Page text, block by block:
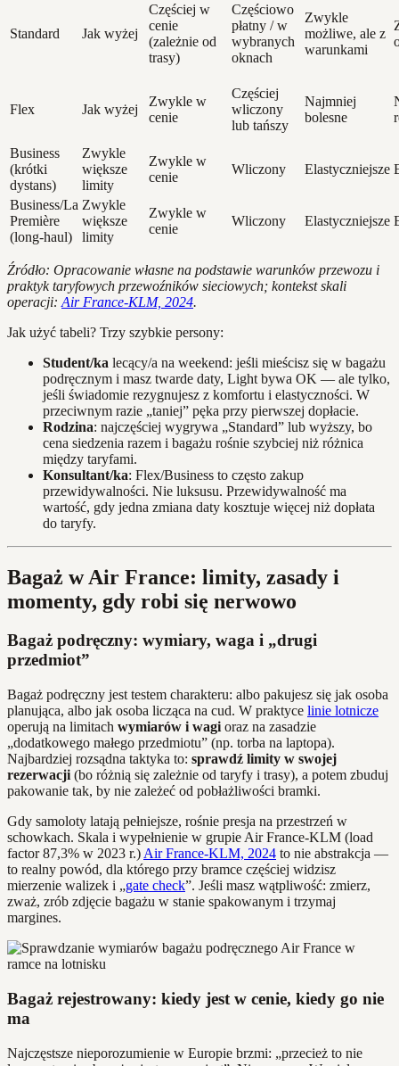
Standard Jak wyżej
Częściej w
cenie
(zależnie od
trasy)
Częściowo
płatny / w
wybranych
oknach
Zwykle
możliwe, ale z
warunkami
Flex Jak wyżej
Zwykle w
cenie
Częściej
wliczony
lub tańszy
Najmniej
bolesne
Business
(krótki
dystans)
Zwykle
większe
limity
Zwykle w
cenie
Wliczony Elastyczniejsze
Business/La
Première
(long‑haul)
Zwykle
większe
limity
Zwykle w
cenie
Wliczony Elastyczniejsze
Źródło: Opracowanie własne na podstawie warunków przewozu i
praktyk taryfowych przewoźników sieciowych; kontekst skali
operacji: Air France‑KLM, 2024.
Jak użyć tabeli? Trzy szybkie persony:
Student/ka lecący/a na weekend: jeśli mieścisz się w bagażu
podręcznym i masz twarde daty, Light bywa OK — ale tylko,
jeśli świadomie rezygnujesz z komfortu i elastyczności. W
przeciwnym razie „taniej” pęka przy pierwszej dopłacie.
Rodzina: najczęściej wygrywa „Standard” lub wyższy, bo
cena siedzenia razem i bagażu rośnie szybciej niż różnica
między taryfami.
Konsultant/ka: Flex/Business to często zakup
przewidywalności. Nie luksusu. Przewidywalność ma
wartość, gdy jedna zmiana daty kosztuje więcej niż dopłata
do taryfy.
Bagaż w Air France: limity, zasady i
momenty, gdy robi się nerwowo
Bagaż podręczny: wymiary, waga i „drugi
przedmiot”
Bagaż podręczny jest testem charakteru: albo pakujesz się jak osoba
planująca, albo jak osoba licząca na cud. W praktyce linie lotnicze
operują na limitach wymiarów i wagi oraz na zasadzie
„dodatkowego małego przedmiotu” (np. torba na laptopa).
Najbardziej rozsądna taktyka to: sprawdź limity w swojej
rezerwacji (bo różnią się zależnie od taryfy i trasy), a potem zbuduj
pakowanie tak, by nie zależeć od pobłażliwości bramki.
Gdy samoloty latają pełniejsze, rośnie presja na przestrzeń w
schowkach. Skala i wypełnienie w grupie Air France‑KLM (load
factor 87,3% w 2023 r.) Air France‑KLM, 2024 to nie abstrakcja —
to realny powód, dla którego przy bramce częściej widzisz
mierzenie walizek i „gate check”. Jeśli masz wątpliwość: zmierz,
zważ, zrób zdjęcie bagażu w stanie spakowanym i trzymaj
margines.
Bagaż rejestrowany: kiedy jest w cenie, kiedy go nie
ma
Najczęstsze nieporozumienie w Europie brzmi: „przecież to nie